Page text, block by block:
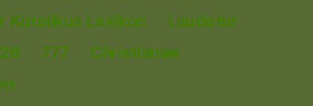
Katolikus Lexikon
Laudetur
777
Christianae